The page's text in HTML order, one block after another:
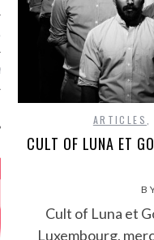
ARTICLES
CULT OF LUNA ET
Cult of Luna et
Luxembourg,